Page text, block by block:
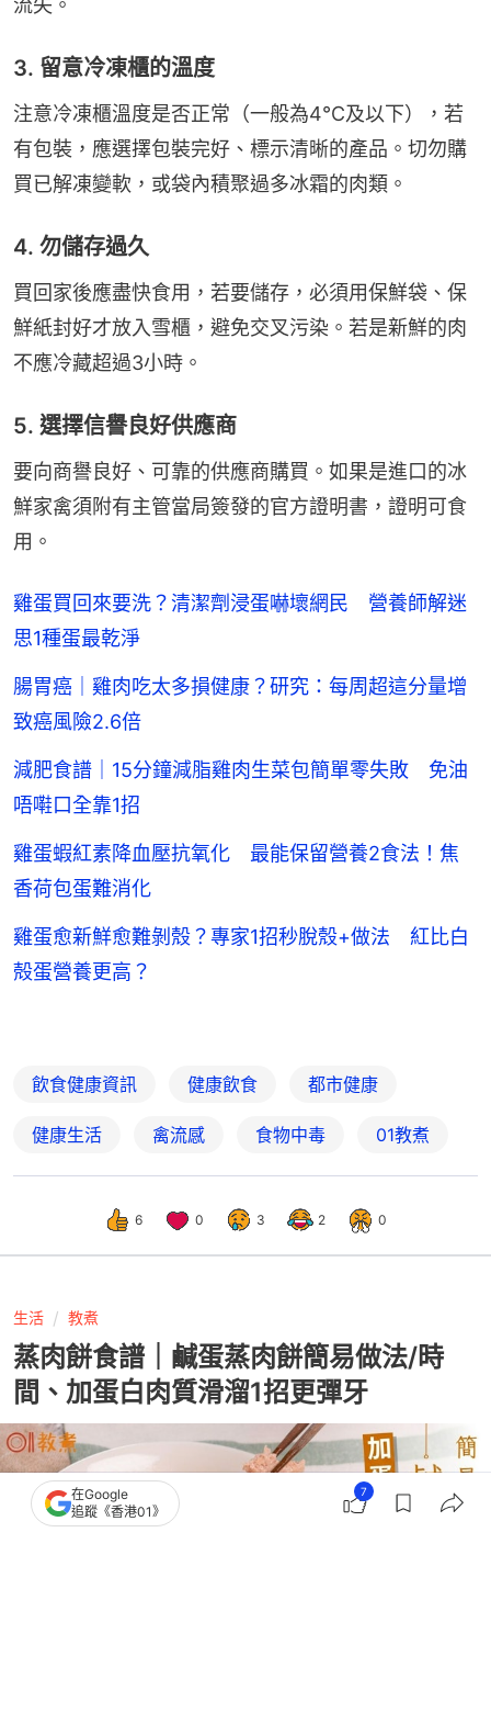
流失。
3. 留意冷凍櫃的溫度
注意冷凍櫃溫度是否正常（一般為4℃及以下），若
有包裝，應選擇包裝完好、標示清晰的產品。切勿購
買已解凍變軟，或袋內積聚過多冰霜的肉類。
4. 勿儲存過久
買回家後應盡快食用，若要儲存，必須用保鮮袋、保
鮮紙封好才放入雪櫃，避免交叉污染。若是新鮮的肉
不應冷藏超過3小時。
5. 選擇信譽良好供應商
要向商譽良好、可靠的供應商購買。如果是進口的冰
鮮家禽須附有主管當局簽發的官方證明書，證明可食
用。
雞蛋買回來要洗？清潔劑浸蛋嚇壞網民 營養師解迷
思1種蛋最乾淨
腸胃癌｜雞肉吃太多損健康？研究：每周超這分量增
致癌風險2.6倍
減肥食譜｜15分鐘減脂雞肉生菜包簡單零失敗 免油
唔嚡口全靠1招
雞蛋蝦紅素降血壓抗氧化 最能保留營養2食法！焦
香荷包蛋難消化
雞蛋愈新鮮愈難剝殼？專家1招秒脫殼+做法 紅比白
殻蛋營養更高？
飲食健康資訊 健康飲食 都市健康
健康生活 禽流感 食物中毒 01教煮
6 0 3 2 0
生活 教煮
蒸肉餅食譜｜鹹蛋蒸肉餅簡易做法/時
間、加蛋白肉質滑溜1招更彈牙
在Google
追蹤《香港01》
7